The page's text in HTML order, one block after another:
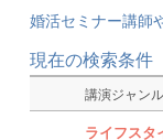
婚活セミナー講師
現在の検索条件
講演ジャンル
ライフスタ